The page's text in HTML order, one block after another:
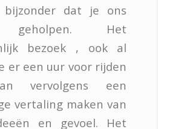
dat je ons
Het
bezoek , ook al
er een uur voor rijden
vervolgens een
vertaling maken van
en gevoel. Het